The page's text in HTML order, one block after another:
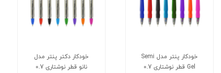
خودکار پنتر مدل Semi
Gel قطر نوشتاری 0.7
خودکار دکتر پنتر مدل
نانو قطر نوشتاری 0.7